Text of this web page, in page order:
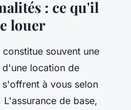
: ce qu'il
louer
souvent une
location de
à vous selon
de base,